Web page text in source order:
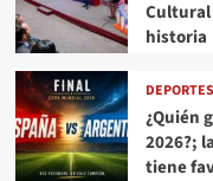
Cultural
historia
DEPORTES
¿Quién
2026?;
tiene